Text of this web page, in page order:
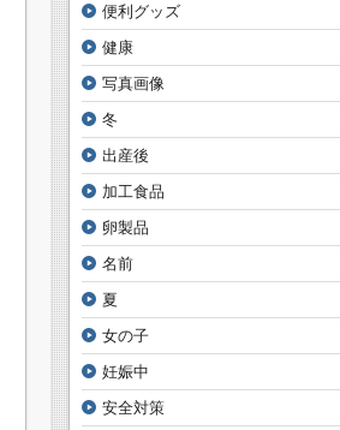
便利グッズ
健康
写真画像
冬
出産後
加工食品
卵製品
名前
夏
女の子
妊娠中
安全対策